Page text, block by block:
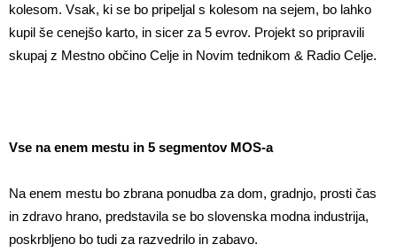
kolesom. Vsak, ki se bo pripeljal s kolesom na sejem, bo lahko
kupil še cenejšo karto, in sicer za 5 evrov. Projekt so pripravili
skupaj z Mestno občino Celje in Novim tednikom & Radio Celje.
Vse na enem mestu in 5 segmentov MOS-a
Na enem mestu bo zbrana ponudba za dom, gradnjo, prosti čas
in zdravo hrano, predstavila se bo slovenska modna industrija,
poskrbljeno bo tudi za razvedrilo in zabavo.